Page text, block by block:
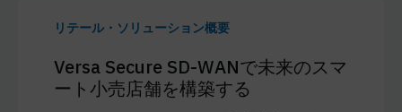
リテール・ソリューション概要
Versa Secure SD-WANで未来のスマ
ート小売店舗を構築する